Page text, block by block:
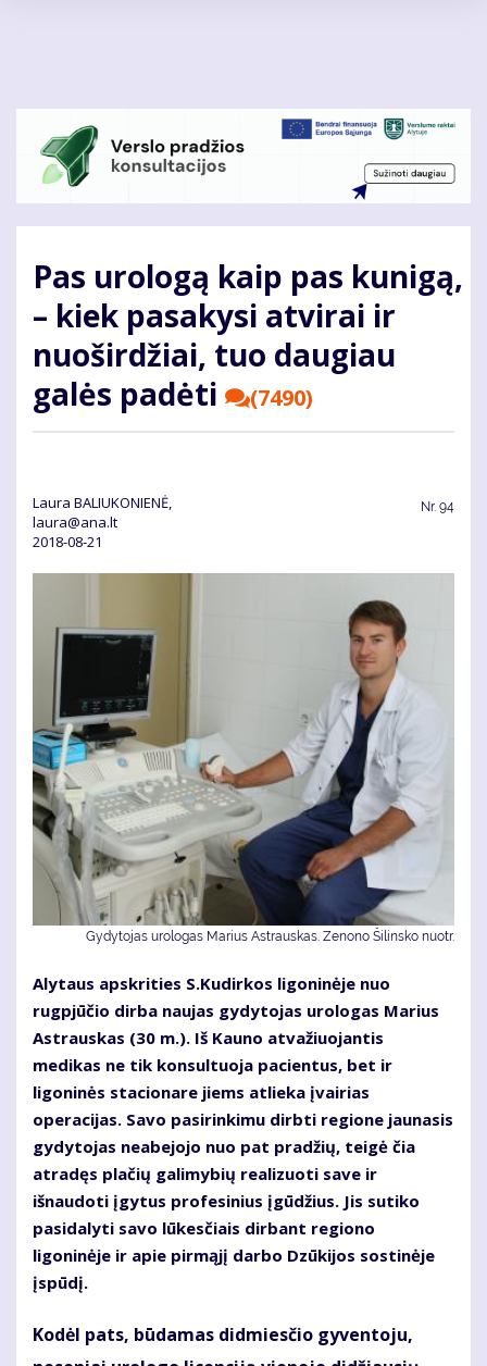
Pas urologą kaip pas kunigą,
– kiek pasakysi atvirai ir
nuoširdžiai, tuo daugiau
galės padėti
(7490)
Laura BALIUKONIENĖ,
laura@ana.lt
2018-08-21
Nr. 94
Gydytojas urologas Marius Astrauskas. Zenono Šilinsko nuotr.
Alytaus apskrities S.Kudirkos ligoninėje nuo
rugpjūčio dirba naujas gydytojas urologas Marius
Astrauskas (30 m.). Iš Kauno atvažiuojantis
medikas ne tik konsultuoja pacientus, bet ir
ligoninės stacionare jiems atlieka įvairias
operacijas. Savo pasirinkimu dirbti regione jaunasis
gydytojas neabejojo nuo pat pradžių, teigė čia
atradęs plačių galimybių realizuoti save ir
išnaudoti įgytus profesinius įgūdžius. Jis sutiko
pasidalyti savo lūkesčiais dirbant regiono
ligoninėje ir apie pirmąjį darbo Dzūkijos sostinėje
įspūdį.
Kodėl pats, būdamas didmiesčio gyventoju,